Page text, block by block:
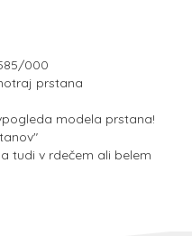
000
prstana
modela prstana!
tudi v rdečem ali belem